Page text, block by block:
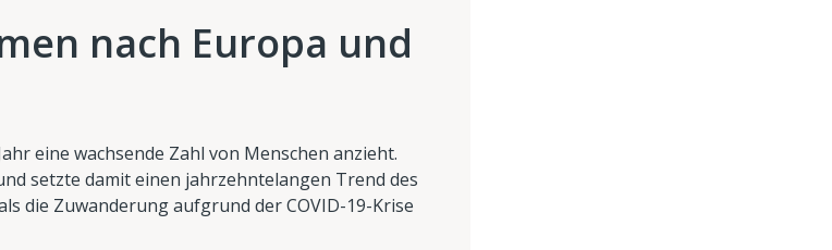
nach Europa und
eine wachsende Zahl von Menschen anzieht.
setzte damit einen jahrzehntelangen Trend des
die Zuwanderung aufgrund der COVID-19-Krise